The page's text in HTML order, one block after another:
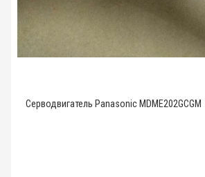
Серводвигатель Panasonic MDME202GCGM